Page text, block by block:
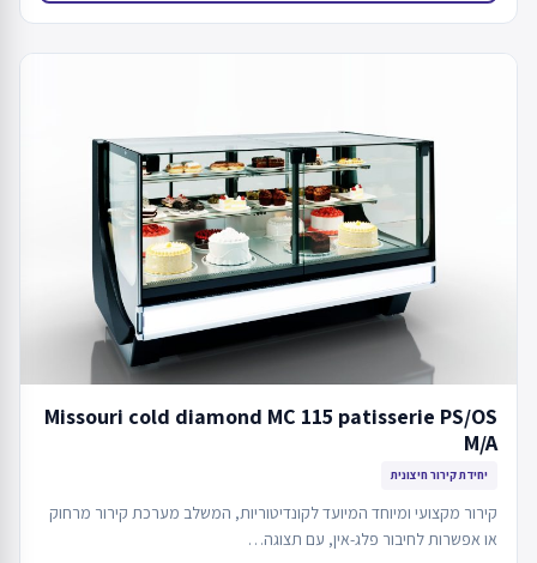
Missouri cold diamond MC 115 patisserie PS/OS
M/A
יחידת קירור חיצונית
קירור מקצועי ומיוחד המיועד לקונדיטוריות, המשלב מערכת קירור מרחוק
או אפשרות לחיבור פלג-אין, עם תצוגה…